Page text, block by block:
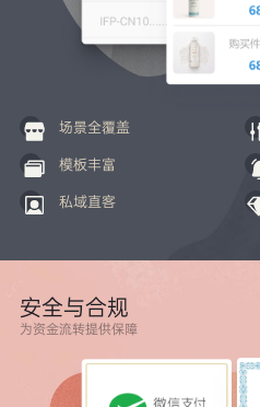
场景全覆盖
模板丰富
私域直客
安全与合规
为资金流转提供保障